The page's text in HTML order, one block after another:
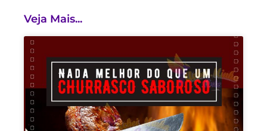
Veja Mais...